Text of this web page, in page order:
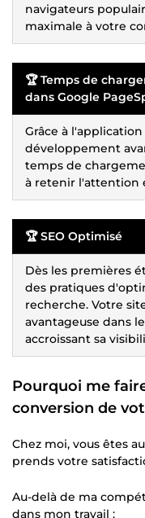
navigateurs
maximale à votre
🏆 Temps de
dans Google
Grâce à
développement
temps de
à retenir l'attention
🏆 SEO Optimisé
Dès les premières
des pratiques
recherche. Votre
avantageuse dans
accroissant sa
Pourquoi me
conversion de
Chez moi, vous êtes
prends votre
Au-delà de ma
dans mon travail :